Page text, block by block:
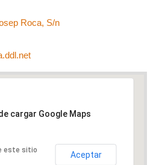
Roca, S/n
cargar Google Maps
este sitio
Aceptar